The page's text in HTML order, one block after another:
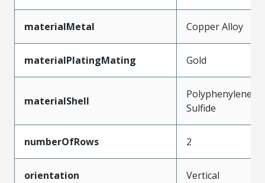
materialMetal Copper Alloy
materialPlatingMating Gold
materialShell
Polyphenylene
Sulfide
numberOfRows 2
orientation Vertical